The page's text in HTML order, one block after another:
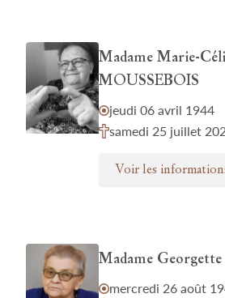
Madame Marie-
MOUSSEBOIS
jeudi 06 avril 1944
samedi 25 juillet
Voir les
Madame
mercredi 26 août